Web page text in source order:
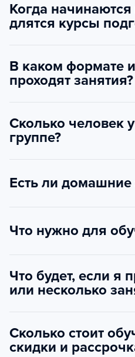
Когда начинаются
длятся курсы
В каком формате
проходят занятия?
Сколько человек
группе?
Есть ли домашние
Что нужно для
Что будет, если я
или несколько
Сколько стоит
скидки и